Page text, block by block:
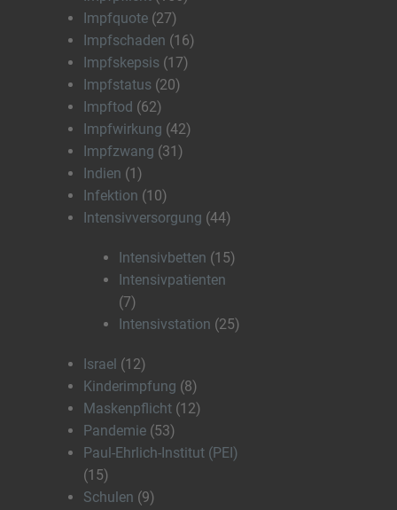
Impfquote (27)
Impfschaden (16)
Impfskepsis (17)
Impfstatus (20)
Impftod (62)
Impfwirkung (42)
Impfzwang (31)
Indien (1)
Infektion (10)
Intensivversorgung (44)
Intensivbetten (15)
Intensivpatienten
(7)
Intensivstation (25)
Israel (12)
Kinderimpfung (8)
Maskenpflicht (12)
Pandemie (53)
Paul-Ehrlich-Institut (PEI)
(15)
Schulen (9)